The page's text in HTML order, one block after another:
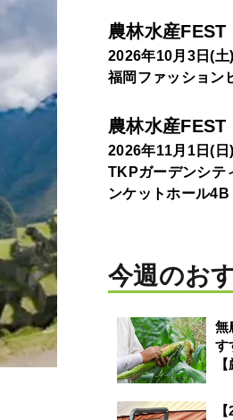
農林水産FEST
2026年10月3日(土)
福岡ファッション
農林水産FEST
2026年11月1日(日)
TKPガーデンシテ
ンケットホール4B
今週のお
無
す